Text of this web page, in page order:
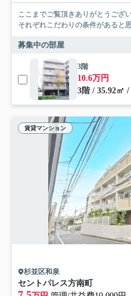
ここまでご覧頂きありがとうございます。 お部屋探しの際
それぞれこだわりの条件があると
募集中の部屋
3階
10.6万円
3階 / 35.92㎡
賃貸マンション
杉並区和泉
セントパレス方南町